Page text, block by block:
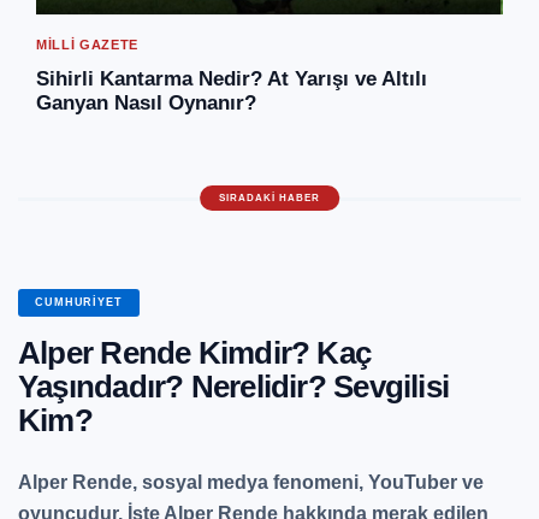
MILLI GAZETE
Sihirli Kantarma Nedir? At Yarışı ve Altılı
Ganyan Nasıl Oynanır?
CUMHURIYET
Alper Rende Kimdir? Kaç
Yaşındadır? Nerelidir? Sevgilisi
Kim?
Alper Rende, sosyal medya fenomeni, YouTuber ve
oyuncudur. İşte Alper Rende hakkında merak edilen